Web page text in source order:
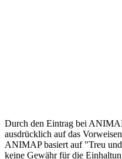
Durch den Eintrag bei
ausdrücklich auf das
ANIMAP basiert auf "Treu
keine Gewähr für die